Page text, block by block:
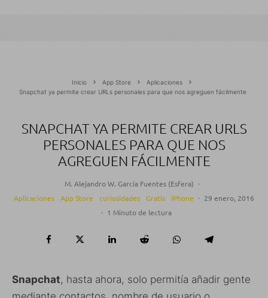
Inicio App Store
Aplicaciones
Snapchat ya permite crear URLs personales para que nos agreguen fácilmente
SNAPCHAT YA PERMITE CREAR URLS
PERSONALES PARA QUE NOS
AGREGUEN FÁCILMENTE
M. Alejandro W. García Fuentes (Esfera) ·
Aplicaciones
App Store curiosidades Gratis iPhone · 29 enero, 2016
· 1 Minuto de lectura
Snapchat, hasta ahora, solo permitía añadir gente